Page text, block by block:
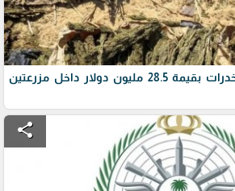
الأمن المصري يضبط مخدرات بقيمة 28.5 مليون دولار داخل مزرعتين
share